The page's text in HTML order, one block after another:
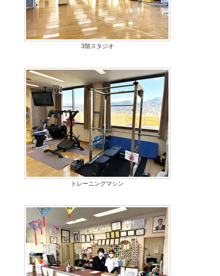
3階スタジオ
トレーニングマシン